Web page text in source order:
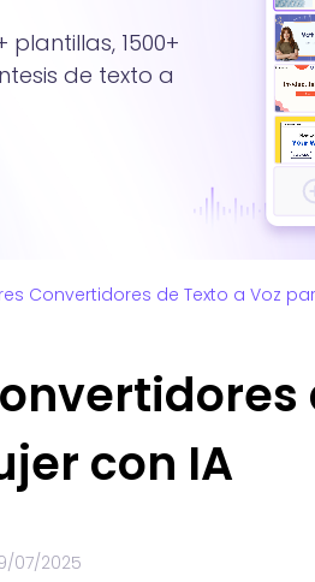
1500+
de texto a
Convertidores de Texto a Voz
con IA
07/2025